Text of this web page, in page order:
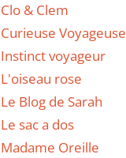
Clo & Clem
Curieuse Voyageuse
Instinct voyageur
L'oiseau rose
Le Blog de Sarah
Le sac a dos
Madame Oreille